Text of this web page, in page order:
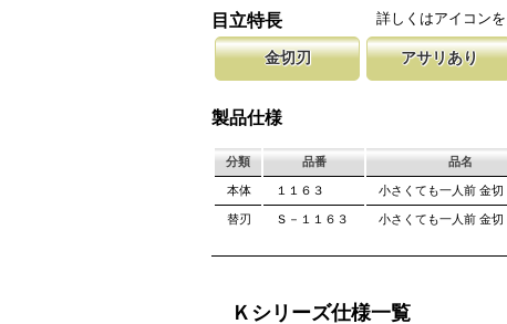
作に重宝します。 ピアノ線等の硬い材料には
ただけません。
大きな鋸を持ち歩くのは大変ですが、こ
ケットに収納可能。
します。 鋸
しています。
目立特長 詳しくはアイコンを
金切刃
焼入れを施しています。 また、折れにくいよう
部には焼入れをしておりません。
アサリあり
が材料に挟まれないようにしています
製品仕様
分類 品番 品名
本体 １１６３
小さくても一人前 金切
替刃 Ｓ－１１６３ 小さくても一人前 金切
Ｋシリーズ仕様一覧